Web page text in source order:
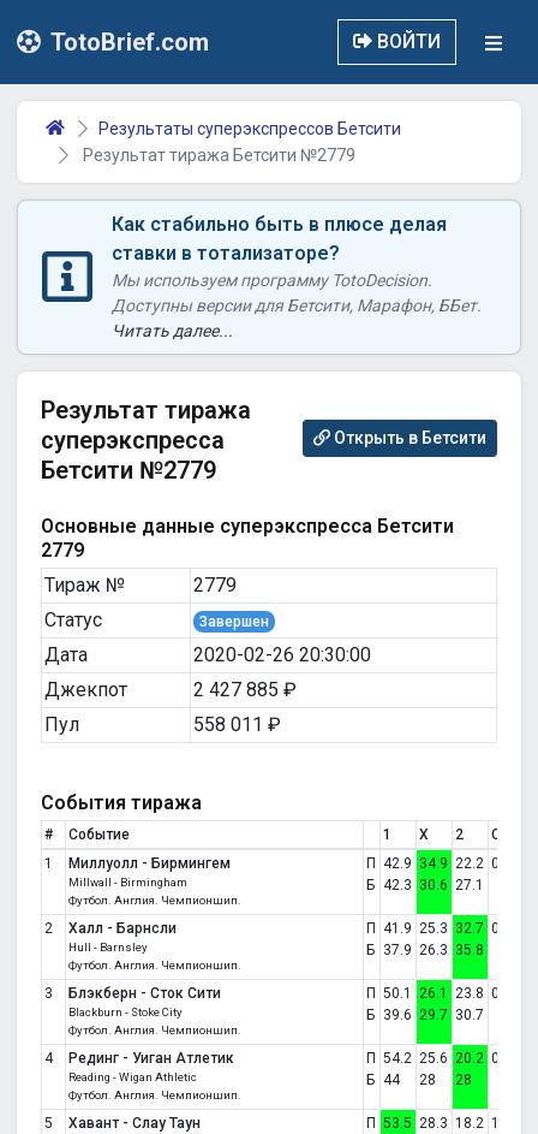
TotoBrief.com ВОЙТИ
Результаты суперэкспрессов Бетсити
Результат тиража Бетсити №2779
Как стабильно быть в плюсе делая
ставки в тотализаторе?
Мы используем программу TotoDecision.
Доступны версии для Бетсити, Марафон, ББет.
Читать далее...
Результат тиража
суперэкспресса
Бетсити №2779
Открыть в Бетсити
Основные данные суперэкспресса Бетсити
2779
Тираж №
2779
Статус
Завершен
Дата
2020-02-26 20:30:00
Джекпот
2 427 885 ₽
Пул
558 011 ₽
События тиража
# Событие 1 X 2
Счет
1
Миллуолл - Бирмингем
Millwall - Birmingham
Футбол. Англия. Чемпионшип.
П
Б
42.9
42.3
34.9
30.6
22.2
27.1
0:0
2 Халл - Барнсли
Hull - Barnsley
Футбол. Англия. Чемпионшип.
П
Б
41.9
37.9
25.3
26.3
32.7
35.8
0:1
3 Блэкберн - Сток Сити
Blackburn - Stoke City
Футбол. Англия. Чемпионшип.
П
Б
50.1
39.6
26.1
29.7
23.8
30.7
0:0
4 Рединг - Уиган Атлетик
Reading - Wigan Athletic
Футбол. Англия. Чемпионшип.
П
Б
54.2
44
25.6
28
20.2
28
0:3
5 Хавант - Слау Таун
П 53.5 28.3 18.2 1:0